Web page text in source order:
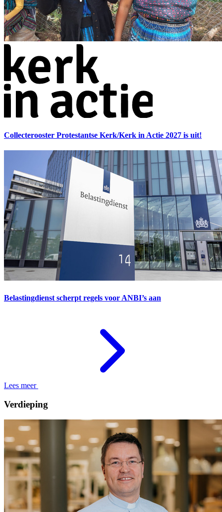
Collecterooster Protestantse Kerk/Kerk in Actie 2027 is uit!
Belastingdienst scherpt regels voor ANBI’s aan
Lees meer
Verdieping